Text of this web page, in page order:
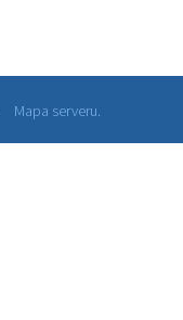
Mapa serveru.